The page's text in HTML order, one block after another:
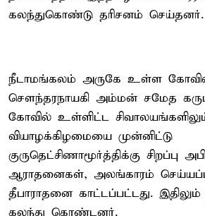
கலந்துகொண்டு தரிசனம் செய்தனர்.
நீடாமங்கலம் அருகே உள்ள
சௌந்தரநாயகி அம்மன் சமேத
கோவில் உள்ளிட்ட
வியாழக்கிழமையை முன்னிட்டு
குருதெட்சிணாமூர்த்திக்கு சிறப்பு
ஆராதனைகள், அலங்காரம்
தீபாராதனை காட்டப்பட்டது.
கலந்து கொண்டனர்.